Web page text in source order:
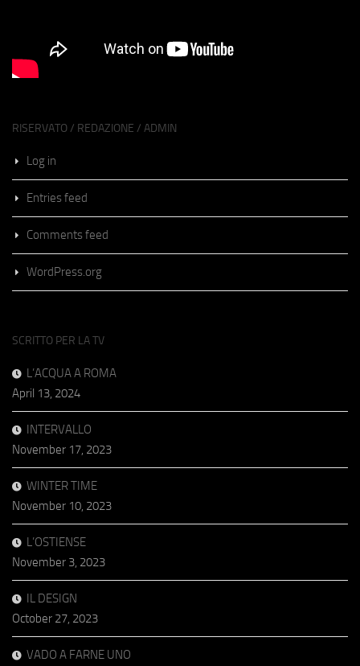
RISERVATO / REDAZIONE / ADMIN
Log in
Entries feed
Comments feed
WordPress.org
SCRITTO PER LA TV
L’ACQUA A ROMA
April 13, 2024
INTERVALLO
November 17, 2023
WINTER TIME
November 10, 2023
L’OSTIENSE
November 3, 2023
IL DESIGN
October 27, 2023
VADO A FARNE UNO